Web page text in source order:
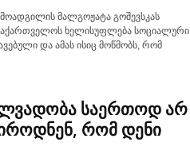
მალგოჟატა გოშევსკას
ხელისუფლება სოციალური
და ამას ისიც მოწმობს, რომ
საერთოდ არ
რომ დენი